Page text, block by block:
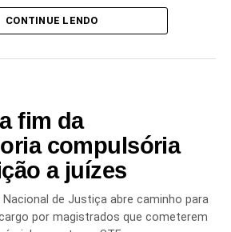
um recorte do cenário eleitoral no
do levantamento e servem como
de voto não representam
eleições
do cenário político e das
ocorre em meio às
e lideranças políticas para a
Com o avanço do
pesquisas deverão medir a
CONTINUE LENDO
fim da
compulsória
a juízes
Nacional de Justiça abre caminho para
por magistrados que cometerem